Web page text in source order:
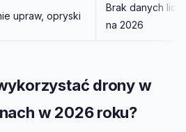
upraw, opryski
Brak danych
na 2026
drony w
w 2026 roku?